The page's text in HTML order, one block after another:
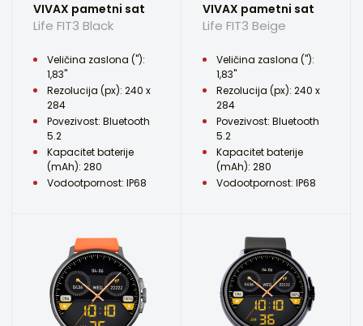
VIVAX pametni sat
Life FIT3 Black
Veličina zaslona ("):
1,83"
Rezolucija (px): 240 x
284
Povezivost: Bluetooth
5.2
Kapacitet baterije
(mAh): 280
Vodootpornost: IP68
VIVAX pametni sat
Life FIT3 Beige
Veličina zaslona ("):
1,83"
Rezolucija (px): 240 x
284
Povezivost: Bluetooth
5.2
Kapacitet baterije
(mAh): 280
Vodootpornost: IP68